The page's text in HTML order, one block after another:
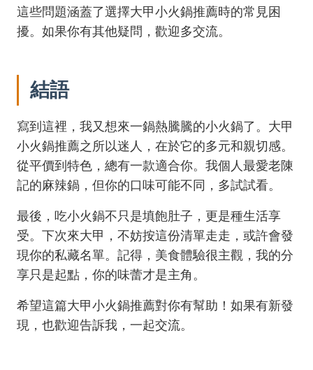
這些問題涵蓋了選擇大甲小火鍋推薦時的常見困
擾。如果你有其他疑問，歡迎多交流。
結語
寫到這裡，我又想來一鍋熱騰騰的小火鍋了。大甲
小火鍋推薦之所以迷人，在於它的多元和親切感。
從平價到特色，總有一款適合你。我個人最愛老陳
記的麻辣鍋，但你的口味可能不同，多試試看。
最後，吃小火鍋不只是填飽肚子，更是種生活享
受。下次來大甲，不妨按這份清單走走，或許會發
現你的私藏名單。記得，美食體驗很主觀，我的分
享只是起點，你的味蕾才是主角。
希望這篇大甲小火鍋推薦對你有幫助！如果有新發
現，也歡迎告訴我，一起交流。